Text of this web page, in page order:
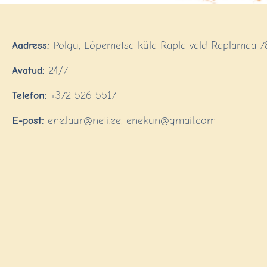
Aadress: Polgu, Lõpemetsa küla Rapla vald Raplamaa
Avatud: 24/7
Telefon: +372 526 5517
E-post: ene.laur@neti.ee, enekun@gmail.com